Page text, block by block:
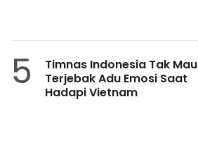
5
Timnas Indonesia Tak Mau
Terjebak Adu Emosi Saat
Hadapi Vietnam